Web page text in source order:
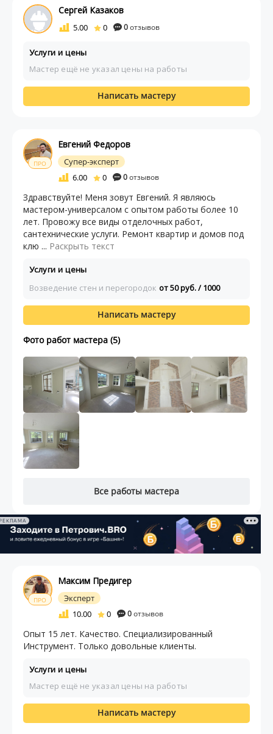
Сергей Казаков
5.00 0 0отзывов
Услуги и цены
Мастер ещё не указал цены на работы
Написать мастеру
ПРО
Евгений Федоров
Супер-эксперт
6.00
0 0отзывов
Здравствуйте! Меня зовут Евгений. Я являюсь
мастером-универсалом с опытом работы более 10
лет. Провожу все виды отделочных работ,
сантехнические услуги. Ремонт квартир и домов под
клю ... Раскрыть текст
Услуги и цены
Возведение стен и перегородок от 50 руб. / 1000
Написать мастеру
Фото работ мастера (5)
Все работы мастера
ПРО
Максим Предигер
Эксперт
10.00
0 0отзывов
Опыт 15 лет. Качество. Специализированный
Инструмент. Только довольные клиенты.
Услуги и цены
Мастер ещё не указал цены на работы
Написать мастеру